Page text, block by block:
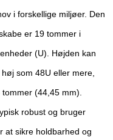
i forskellige miljøer. Den
er 19 tommer i
(U). Højden kan
som 48U eller mere,
(44,45 mm).
robust og bruger
at sikre holdbarhed og